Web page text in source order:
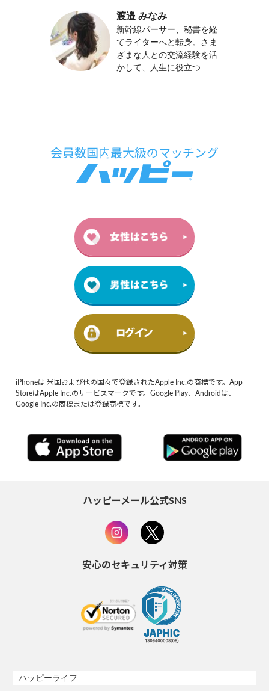
渡邉 みなみ
新幹線パーサー、秘書を経
てライターへと転身。さま
ざまな人との交流経験を活
かして、人生に役立つ...
iPhoneは 米国および他の国々で登録されたApple Inc.の商標です。App
StoreはApple Inc.のサービスマークです。Google Play、Androidは、
Google Inc.の商標または登録商標です。
ハッピーメール公式SNS
安心のセキュリティ対策
ハッピーライフ